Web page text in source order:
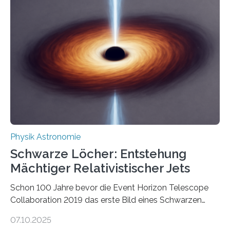
Quantenmotoren voranbringen. Das
Wissenschaftsjournal Science Advances veröffentlichte
die Herleitung. (DOI: 10.1126/sciadv.adw8462)
Verbrennungsmotoren oder Dampfturbinen sind
Wärmekraftmaschinen: Sie wandeln thermische
Energie in mechanische Bewegung um – oder anders
ausgedrückt, Wärme in Bewegung. In
quantenmechanischen Experimenten ist es in den…
Physik Astronomie
Schwarze Löcher: Entstehung
Mächtiger Relativistischer Jets
Schon 100 Jahre bevor die Event Horizon Telescope
Collaboration 2019 das erste Bild eines Schwarzen
hatte der Astronom Heber Curtis einen seltsamen
07.10.2025